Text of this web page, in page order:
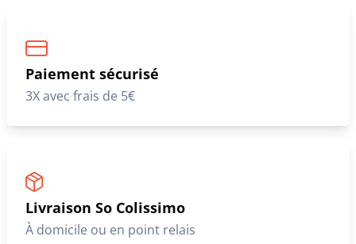
Paiement sécurisé
3X avec frais de 5€
Livraison So Colissimo
À domicile ou en point relais